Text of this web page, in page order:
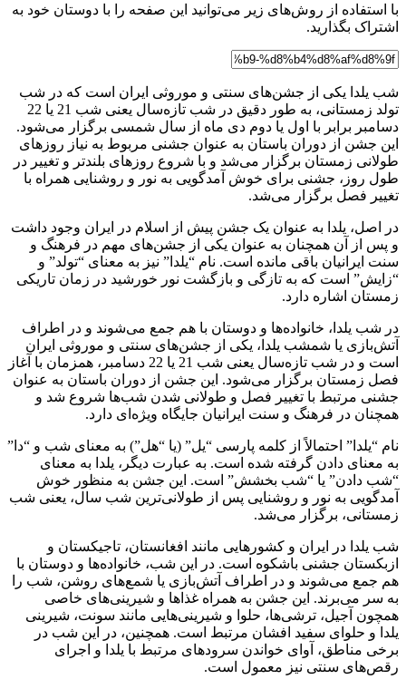
با استفاده از روش‌های زیر می‌توانید این صفحه را با دوستان خود به
اشتراک بگذارید.
شب یلدا یکی از جشن‌های سنتی و موروثی ایران است که در شب
تولد زمستانی، به طور دقیق در شب تازه‌سال یعنی شب 21 یا 22
دسامبر برابر با اول یا دوم دی ماه از سال شمسی برگزار می‌شود.
این جشن از دوران باستان به عنوان جشنی مربوط به نیاز روزهای
طولانی زمستان برگزار می‌شد و با شروع روزهای بلندتر و تغییر در
طول روز، جشنی برای خوش آمدگویی به نور و روشنایی همراه با
تغییر فصل برگزار می‌شد.
در اصل، یلدا به عنوان یک جشن پیش از اسلام در ایران وجود داشت
و پس از آن همچنان به عنوان یکی از جشن‌های مهم در فرهنگ و
سنت ایرانیان باقی مانده است. نام “یلدا” نیز به معنای “تولد” و
“زایش” است که به تازگی و بازگشت نور خورشید در زمان تاریکی
زمستان اشاره دارد.
در شب یلدا، خانواده‌ها و دوستان با هم جمع می‌شوند و در اطراف
آتش‌بازی یا شمشب یلدا، یکی از جشن‌های سنتی و موروثی ایران
است و در شب تازه‌سال یعنی شب 21 یا 22 دسامبر، همزمان با آغاز
فصل زمستان برگزار می‌شود. این جشن از دوران باستان به عنوان
جشنی مرتبط با تغییر فصل و طولانی شدن شب‌ها شروع شد و
همچنان در فرهنگ و سنت ایرانیان جایگاه ویژه‌ای دارد.
نام “یلدا” احتمالاً از کلمه پارسی “یل” (یا “هل”) به معنای شب و “دا”
به معنای دادن گرفته شده است. به عبارت دیگر، یلدا به معنای
“شب دادن” یا “شب بخشش” است. این جشن به منظور خوش
آمدگویی به نور و روشنایی پس از طولانی‌ترین شب سال، یعنی شب
زمستانی، برگزار می‌شد.
شب یلدا در ایران و کشورهایی مانند افغانستان، تاجیکستان و
ازبکستان جشنی باشکوه است. در این شب، خانواده‌ها و دوستان با
هم جمع می‌شوند و در اطراف آتش‌بازی یا شمع‌های روشن، شب را
به سر می‌برند. این جشن به همراه غذاها و شیرینی‌های خاصی
همچون آجیل، ترشی‌ها، حلوا و شیرینی‌هایی مانند سونت، شیرینی
یلدا و حلوای سفید افشان مرتبط است. همچنین، در این شب در
برخی مناطق، آوای خواندن سرودهای مرتبط با یلدا و اجرای
رقص‌های سنتی نیز معمول است.